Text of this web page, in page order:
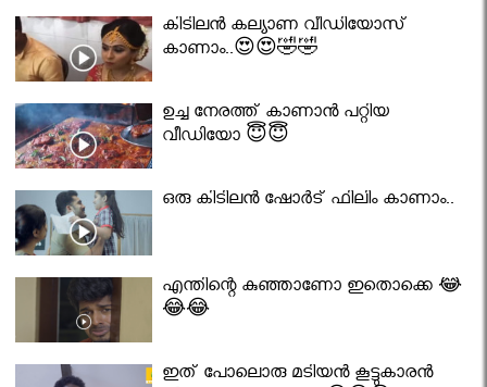
കിടിലൻ കല്യാണ വീഡിയോസ്
കാണാം..😍😍🤣🤣
ഉച്ച നേരത്ത് കാണാൻ പറ്റിയ
വീഡിയോ 😇😇
ഒരു കിടിലൻ ഷോർട് ഫിലിം കാണാം..
എന്തിന്റെ കുഞ്ഞാണോ ഇതൊക്കെ 😂
😂😂
ഇത് പോലൊരു മടിയൻ കൂട്ടുകാരൻ